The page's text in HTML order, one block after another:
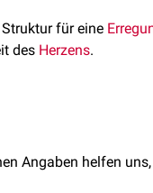
für eine
des Herzens.
Angaben helfen uns,